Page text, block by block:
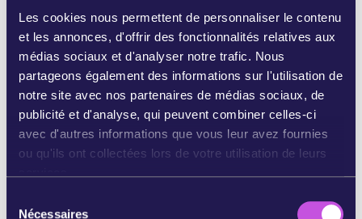
Les cookies nous permettent de personnaliser le contenu
et les annonces, d'offrir des fonctionnalités relatives aux
médias sociaux et d'analyser notre trafic. Nous
partageons également des informations sur l'utilisation de
notre site avec nos partenaires de médias sociaux, de
publicité et d'analyse, qui peuvent combiner celles-ci
avec d'autres informations que vous leur avez fournies
ou qu'ils ont collectées lors de votre utilisation de leurs
Nécessaires
Rien de cela n’aurait été possible sans les signatures, les
dons, les messages sur les réseaux sociaux et les emails
des milliers de membres de notre mouvement. Cela
démontre que le pouvoir citoyen fonctionne réellement !
Références[1] Constitue un « écocide » toute activité
humaine dégradant gravement l’environnement, telle
écocide », son préambule indique l’intention de